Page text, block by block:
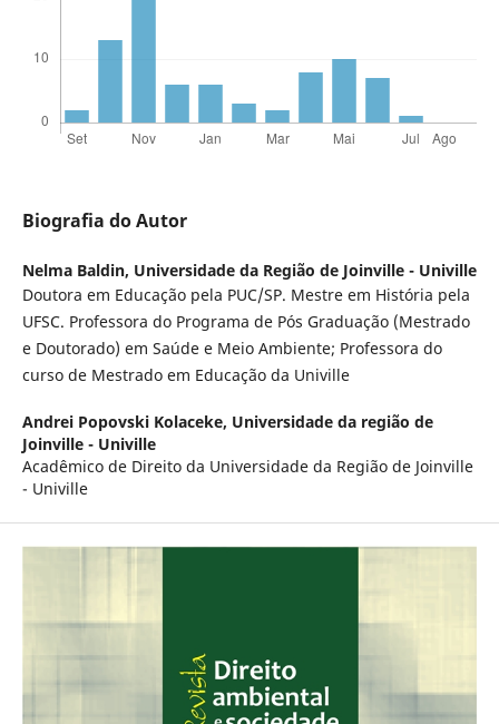
Biografia do Autor
Nelma Baldin, Universidade da Região de Joinville - Univille
Doutora em Educação pela PUC/SP. Mestre em História pela
UFSC. Professora do Programa de Pós Graduação (Mestrado
e Doutorado) em Saúde e Meio Ambiente; Professora do
curso de Mestrado em Educação da Univille
Andrei Popovski Kolaceke, Universidade da região de
Joinville - Univille
Acadêmico de Direito da Universidade da Região de Joinville
- Univille